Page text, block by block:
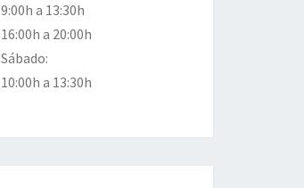
9:00h a 13:30h
16:00h a 20:00h
Sábado:
10:00h a 13:30h